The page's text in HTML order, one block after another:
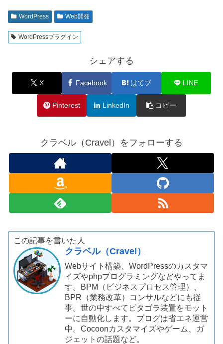
WordPress Web開発
WordPressプラグイン
シェアする
X Facebook はてブ LINE
Pinterest LinkedIn コピー
クラベル（Cravel）をフォローする
この記事を書いた人
クラベル（Cravel）
Webサイト構築、WordPressのカスタマ
イズやphpプログラミングなどやってま
す。BPM（ビジネスプロセス管理）、
BPR（業務改革）コンサルなどにも従
事。世の中すべてピタゴラ装置をモット
ーに自動化します。ブログは省エネ運営
中。Cocoonカスタマイズやゲーム、ガ
ジェットの話題など。